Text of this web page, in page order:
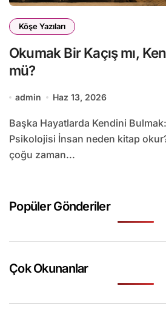
Köşe Yazıları
Okumak Bir Kaçış mı,
mü?
admin Haz 13, 2026
Başka Hayatlarda Kendini Bulmak: Okumanın
Psikolojisi İnsan neden kitap
çoğu zaman...
Popüler Gönderiler
Çok Okunanlar